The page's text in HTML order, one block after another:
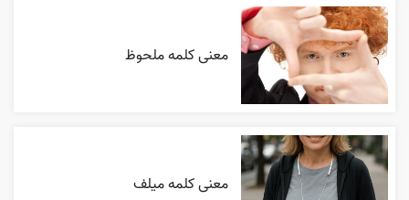
معنی کلمه ملحوظ
معنی کلمه میلف